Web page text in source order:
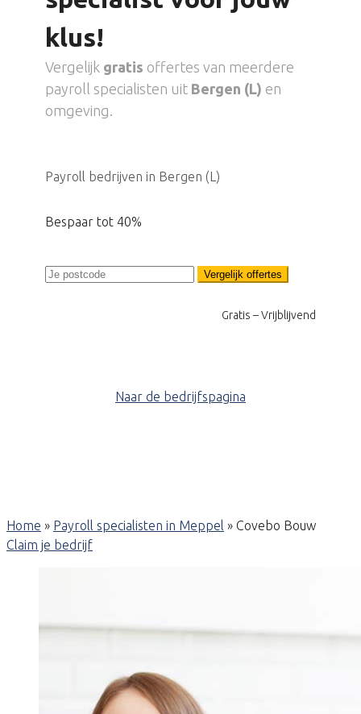
klus!
Vergelijk gratis offertes van meerdere
payroll specialisten uit Bergen (L) en
omgeving.
Payroll bedrijven in Bergen (L)
Bespaar tot 40%
Vergelijk offertes
Gratis – Vrijblijvend
Naar de bedrijfspagina
Home » Payroll specialisten in Meppel » Covebo Bouw
Claim je bedrijf